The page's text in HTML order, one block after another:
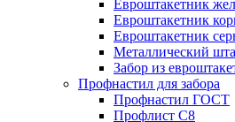
Евроштакетник
Евроштакетник
Евроштакетник
Металлический
Забор из
Профнастил для забора
Профнастил ГОСТ
Профлист С8